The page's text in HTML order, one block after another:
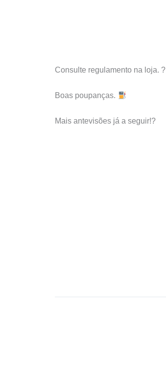
Consulte regulamento na loja. ?
Boas poupanças.
Mais antevisões já a seguir!?